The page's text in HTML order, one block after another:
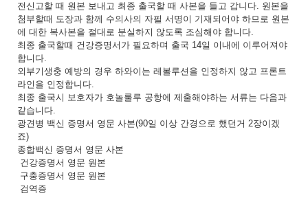
전신고할 때 원본 보내고 최종 출국할 때 사본을 들고 갑니다. 원본을
첨부할때 도장과 함께 수의사의 자필 서명이 기재되어야 하므로 원본
에 대한 복사본을 절대로 분실하지 않도록 조심해야 합니다.
최종 출국할때 건강증명서가 필요하며 출국 14일 이내에 이루어져야
합니다.
외부기생충 예방의 경우 하와이는 레볼루션을 인정하지 않고 프론트
라인을 인정합니다.
최종 출국시 보호자가 호놀룰루 공항에 제출해야하는 서류는 다음과
같습니다.
광견병 백신 증명서 영문 사본(90일 이상 간경으로 했던거 2장이겠
죠)
종합백신 증명서 영문 사본
건강증명서 영문 원본
구충증명서 영문 원본
검역증